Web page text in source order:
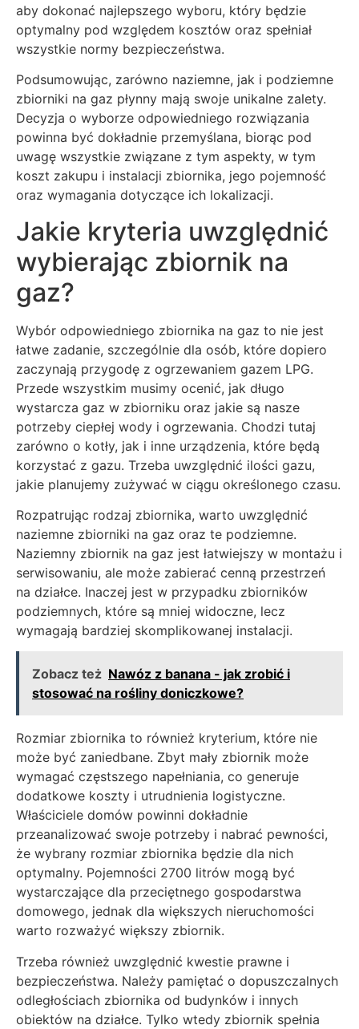
aby dokonać najlepszego wyboru, który będzie
optymalny pod względem kosztów oraz spełniał
wszystkie normy bezpieczeństwa.
Podsumowując, zarówno naziemne, jak i podziemne
zbiorniki na gaz płynny mają swoje unikalne zalety.
Decyzja o wyborze odpowiedniego rozwiązania
powinna być dokładnie przemyślana, biorąc pod
uwagę wszystkie związane z tym aspekty, w tym
koszt zakupu i instalacji zbiornika, jego pojemność
oraz wymagania dotyczące ich lokalizacji.
Jakie kryteria uwzględnić
wybierając zbiornik na
gaz?
Wybór odpowiedniego zbiornika na gaz to nie jest
łatwe zadanie, szczególnie dla osób, które dopiero
zaczynają przygodę z ogrzewaniem gazem LPG.
Przede wszystkim musimy ocenić, jak długo
wystarcza gaz w zbiorniku oraz jakie są nasze
potrzeby ciepłej wody i ogrzewania. Chodzi tutaj
zarówno o kotły, jak i inne urządzenia, które będą
korzystać z gazu. Trzeba uwzględnić ilości gazu,
jakie planujemy zużywać w ciągu określonego czasu.
Rozpatrując rodzaj zbiornika, warto uwzględnić
naziemne zbiorniki na gaz oraz te podziemne.
Naziemny zbiornik na gaz jest łatwiejszy w montażu i
serwisowaniu, ale może zabierać cenną przestrzeń
na działce. Inaczej jest w przypadku zbiorników
podziemnych, które są mniej widoczne, lecz
wymagają bardziej skomplikowanej instalacji.
Zobacz też Nawóz z banana - jak zrobić i
stosować na rośliny doniczkowe?
Rozmiar zbiornika to również kryterium, które nie
może być zaniedbane. Zbyt mały zbiornik może
wymagać częstszego napełniania, co generuje
dodatkowe koszty i utrudnienia logistyczne.
Właściciele domów powinni dokładnie
przeanalizować swoje potrzeby i nabrać pewności,
że wybrany rozmiar zbiornika będzie dla nich
optymalny. Pojemności 2700 litrów mogą być
wystarczające dla przeciętnego gospodarstwa
domowego, jednak dla większych nieruchomości
warto rozważyć większy zbiornik.
Trzeba również uwzględnić kwestie prawne i
bezpieczeństwa. Należy pamiętać o dopuszczalnych
odległościach zbiornika od budynków i innych
obiektów na działce. Tylko wtedy zbiornik spełnia